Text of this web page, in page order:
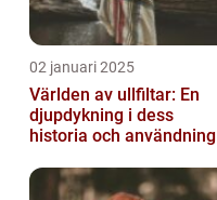
02 januari 2025
Världen av ullfiltar: En
djupdykning i dess
historia och användning